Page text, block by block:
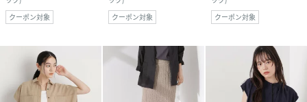
クーポン対象
クーポン対象
クーポン対象